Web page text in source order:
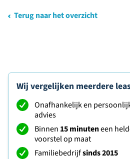
Terug naar het overzicht
Wij vergelijken meerdere
Onafhankelijk en
advies
Binnen 15 minuteneen
voorstel op maat
Familiebedrijfsinds 2015